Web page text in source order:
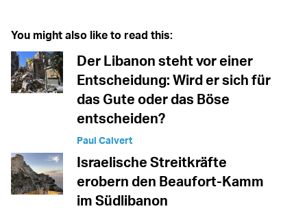
You might also like to read this:
Der Libanon steht vor einer
Entscheidung: Wird er sich für
das Gute oder das Böse
entscheiden?
Paul Calvert
Israelische Streitkräfte
erobern den Beaufort-Kamm
im Südlibanon